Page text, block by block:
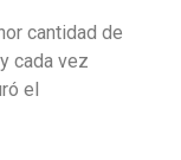
cantidad de
cada vez
el